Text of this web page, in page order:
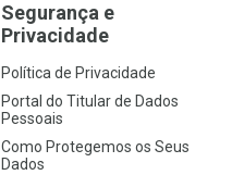
Segurança e
Privacidade
Política de Privacidade
Portal do Titular de Dados
Pessoais
Como Protegemos os Seus
Dados